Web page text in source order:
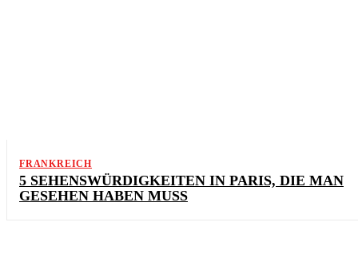
FRANKREICH
5 SEHENSWÜRDIGKEITEN IN PARIS, DIE MAN
GESEHEN HABEN MUSS